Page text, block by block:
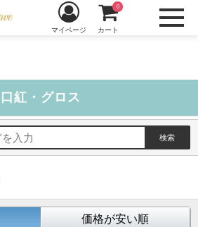
マイページ カート
0
口紅・グロス
価格が安い順